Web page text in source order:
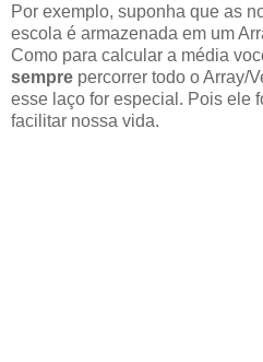
Por exemplo, suponha que as
escola é armazenada em um
Como para calcular a média
sempre percorrer todo o Array/
esse laço for especial. Pois ele
facilitar nossa vida.